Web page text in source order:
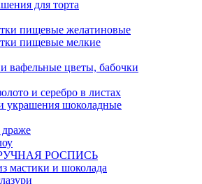
для торта
пищевые желатиновые
пищевые мелкие
вафельные цветы, бабочки
и серебро в листах
украшения шоколадные
РУЧНАЯ РОСПИСЬ
мастики и шоколада